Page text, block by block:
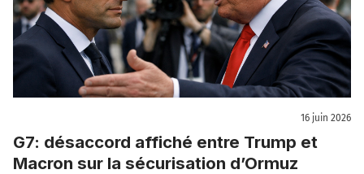
16 juin 2026
G7: désaccord affiché entre Trump et
Macron sur la sécurisation d’Ormuz